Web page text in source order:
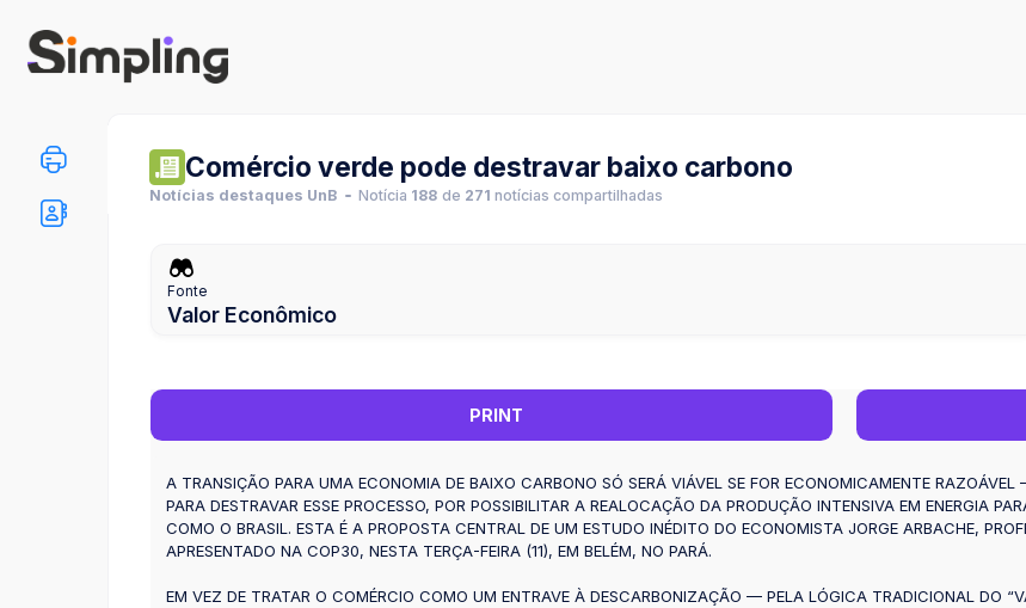
Comércio verde pode destravar baixo carbono
Notícias destaques UnB Notícia 188 de 271 notícias compartilhadas
Fonte
Valor Econômico
PRINT
A TRANSIÇÃO PARA UMA ECONOMIA DE BAIXO CARBONO SÓ SERÁ VIÁVEL SE FOR ECONOMICAMENTE
PARA DESTRAVAR ESSE PROCESSO, POR POSSIBILITAR A REALOCAÇÃO DA PRODUÇÃO INTENSIVA EM ENERGIA
COMO O BRASIL. ESTA É A PROPOSTA CENTRAL DE UM ESTUDO INÉDITO DO ECONOMISTA JORGE ARBACHE,
APRESENTADO NA COP30, NESTA TERÇA-FEIRA (11), EM BELÉM, NO PARÁ.
EM VEZ DE TRATAR O COMÉRCIO COMO UM ENTRAVE À DESCARBONIZAÇÃO — PELA LÓGICA TRADICIONAL DO